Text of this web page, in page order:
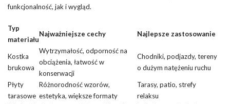
funkcjonalność, jak i wygląd.
Typ
materiału
Najważniejsze cechy Najlepsze zastosowanie
Kostka
brukowa
Wytrzymałość, odporność na
obciążenia, łatwość w
konserwacji
Chodniki, podjazdy, tereny
o dużym natężeniu ruchu
Płyty
tarasowe
Różnorodność wzorów,
estetyka, większe formaty
Tarasy, patio, strefy
relaksu